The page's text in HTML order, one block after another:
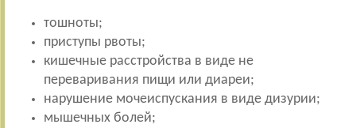
тошноты;
приступы рвоты;
кишечные расстройства в виде не
переваривания пищи или диареи;
нарушение мочеиспускания в виде дизурии;
мышечных болей;